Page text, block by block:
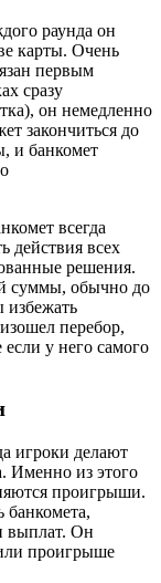
раунда он
карты. Очень
первым
сразу
он немедленно
закончиться до
и банкомет
всегда
действия всех
решения.
суммы, обычно до
избежать
перебор,
у него самого
игроки делают
Именно из этого
проигрыши.
банкомета,
выплат. Он
проигрыше